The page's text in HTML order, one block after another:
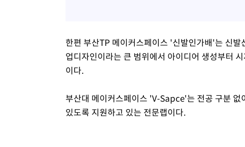
한편 부산TP 메이커스페이스 '신발인가배'는 신
업디자인이라는 큰 범위에서 아이디어 생성부터
이다.
부산대 메이커스페이스 'V-Sapce'는 전공 구분 없
있도록 지원하고 있는 전문랩이다.